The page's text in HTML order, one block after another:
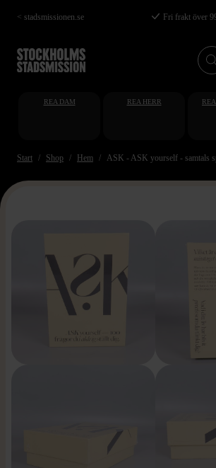
Hoppa
till
huvudinnehåll
< stadsmissionen.se Fri frakt över
REA DAM REA HERR
Start Shop Hem ASK - ASK yourself - samtals